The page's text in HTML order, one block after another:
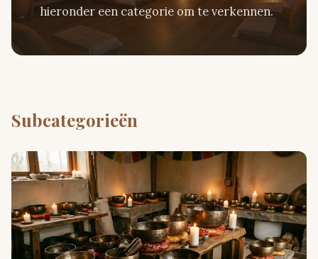
hieronder een categorie om te verkennen.
Subcategorieën